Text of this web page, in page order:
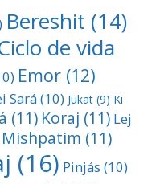
Bereshit (14)
de vida
Emor (12)
Sará(10) Jukat (9) Ki
(11) Koraj (11) Lej
Mishpatim (11)
(16) Pinjás (10)